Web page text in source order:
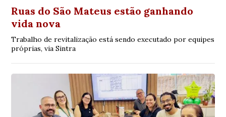
Ruas do São Mateus estão ganhando
vida nova
Trabalho de revitalização está sendo executado por equipes
próprias, via Sintra